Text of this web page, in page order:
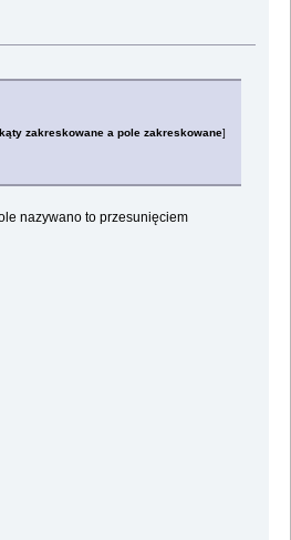
zakreskowane a pole zakreskowane]
nazywano to przesunięciem